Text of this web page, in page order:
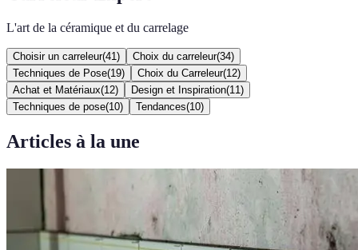
L'art de la céramique et du carrelage
Choisir un carreleur(41 ) Choix du carreleur(34)
Techniques de Pose(19) Choix du Carreleur(12)
Achat et Matériaux(12) Design et Inspiration(11 )
Techniques de pose(10) Tendances(10)
Articles à la une